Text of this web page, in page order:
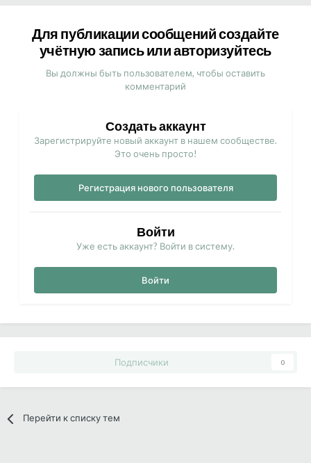
Для публикации сообщений создайте
учётную запись или авторизуйтесь
Вы должны быть пользователем, чтобы оставить
комментарий
Создать аккаунт
Зарегистрируйте новый аккаунт в нашем сообществе.
Это очень просто!
Регистрация нового пользователя
Войти
Уже есть аккаунт? Войти в систему.
Войти
Подписчики 0
Перейти к списку тем